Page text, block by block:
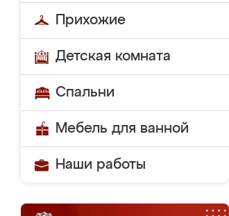
Прихожие
Детская комната
Спальни
Мебель для ванной
Наши работы